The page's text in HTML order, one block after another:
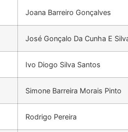
Joana Barreiro Gonçalves
José Gonçalo Da Cunha E
Ivo Diogo Silva Santos
Simone Barreira Morais Pinto
Rodrigo Pereira